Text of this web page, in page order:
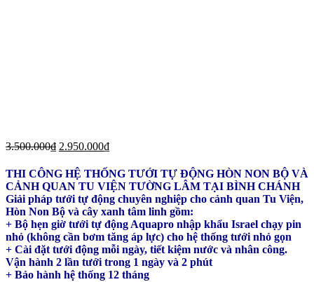
3.500.000₫ 2.950.000₫
THI CÔNG HỆ THỐNG TƯỚI TỰ ĐỘNG HÒN NON BỘ VÀ
CẢNH QUAN TU VIỆN TƯỜNG LÂM TẠI BÌNH CHÁNH
Giải pháp tưới tự động chuyên nghiệp cho cảnh quan Tu Viện,
Hòn Non Bộ và cây xanh tâm linh gồm:
+ Bộ hẹn giờ tưới tự động Aquapro nhập khẩu Israel chạy pin
nhỏ (không cần bơm tăng áp lực) cho hệ thống tưới nhỏ gọn
+ Cài đặt tưới động mỗi ngày, tiết kiệm nước và nhân công.
Vận hành 2 lần tưới trong 1 ngày và 2 phút
+ Bảo hành hệ thống 12 tháng